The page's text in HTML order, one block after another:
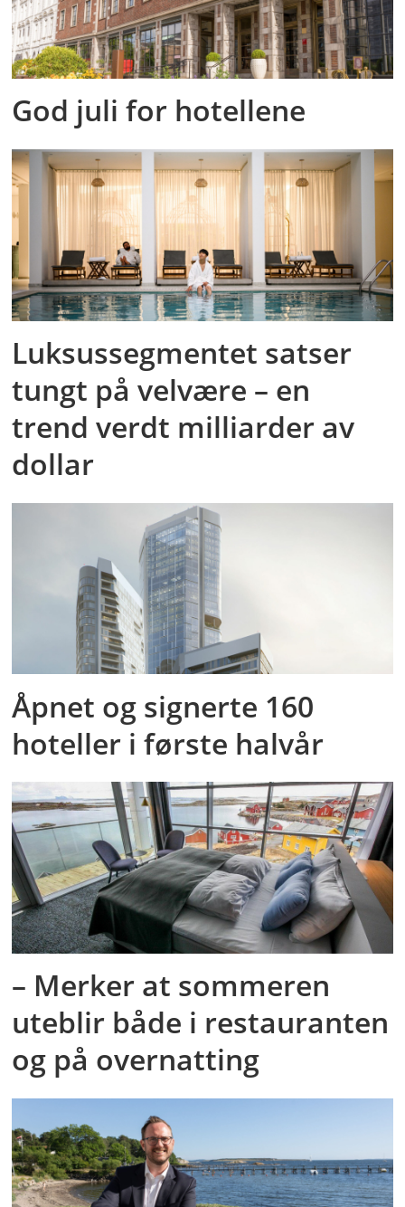
God juli for hotellene
Luksussegmentet satser
tungt på velvære – en
trend verdt milliarder av
dollar
Åpnet og signerte 160
hoteller i første halvår
– Merker at sommeren
uteblir både i restauranten
og på overnatting